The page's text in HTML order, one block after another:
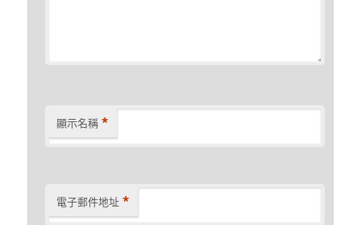
顯示名稱 *
電子郵件地址 *